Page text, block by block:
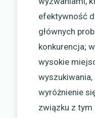
efektywność
głównych
konkurencja;
wysokie
wyszukiwania,
wyróżnienie
związku z tym